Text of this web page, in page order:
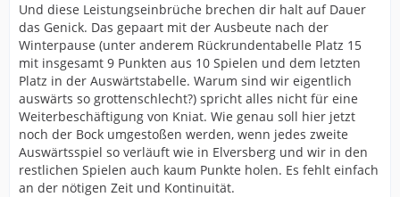
Und diese Leistungseinbrüche brechen dir halt auf Dauer
das Genick. Das gepaart mit der Ausbeute nach der
Winterpause (unter anderem Rückrundentabelle Platz 15
mit insgesamt 9 Punkten aus 10 Spielen und dem letzten
Platz in der Auswärtstabelle. Warum sind wir eigentlich
auswärts so grottenschlecht?) spricht alles nicht für eine
Weiterbeschäftigung von Kniat. Wie genau soll hier jetzt
noch der Bock umgestoßen werden, wenn jedes zweite
Auswärtsspiel so verläuft wie in Elversberg und wir in den
restlichen Spielen auch kaum Punkte holen. Es fehlt einfach
an der nötigen Zeit und Kontinuität.